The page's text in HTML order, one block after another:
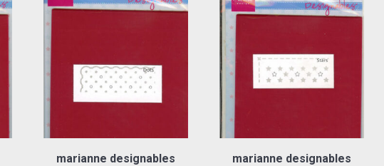
marianne designables
marianne designables